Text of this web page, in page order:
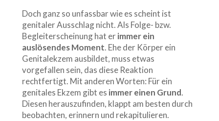
Doch ganz so unfassbar wie es scheint ist
genitaler Ausschlag nicht. Als Folge- bzw.
Begleiterscheinung hat erimmer ein
auslösendes Moment. Ehe der Körper ein
Genitalekzem ausbildet, muss etwas
vorgefallen sein, das diese Reaktion
rechtfertigt. Mit anderen Worten: Für ein
genitales Ekzem gibt es immer einen Grund.
Diesen herauszufinden, klappt am besten durch
beobachten, erinnern und rekapitulieren.